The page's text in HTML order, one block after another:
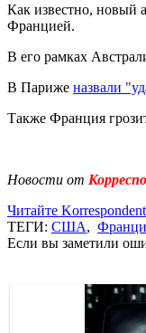
Как известно, новый
Францией.
В его рамках
В Париже назвали
Также Франция
Новости от
Читайте
ТЕГИ: США,
Если вы заметили